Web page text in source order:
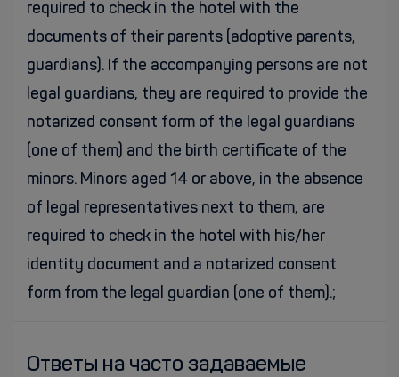
required to check in the hotel with the
documents of their parents (adoptive parents,
guardians). If the accompanying persons are not
legal guardians, they are required to provide the
notarized consent form of the legal guardians
(one of them) and the birth certificate of the
minors. Minors aged 14 or above, in the absence
of legal representatives next to them, are
required to check in the hotel with his/her
identity document and a notarized consent
form from the legal guardian (one of them).;
Ответы на часто задаваемые